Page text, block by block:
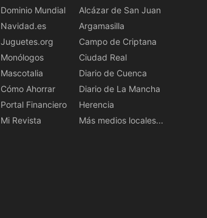
Dominio Mundial
Navidad.es
Juguetes.org
Monólogos
Mascotalia
Cómo Ahorrar
Portal Financiero
Mi Revista
Alcázar de San Juan
Argamasilla
Campo de Criptana
Ciudad Real
Diario de Cuenca
Diario de La Mancha
Herencia
Más medios locales...